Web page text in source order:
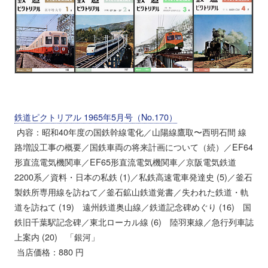
鉄道ピクトリアル 1965年5月号（No.170）
内容：昭和40年度の国鉄幹線電化／山陽線鷹取〜西明石間 線
路増設工事の概要／国鉄車両の将来計画について（続）／EF64
形直流電気機関車／EF65形直流電気機関車／京阪電気鉄道
2200系／資料・日本の私鉄 (1)／私鉄高速電車発達史 (5)／釜石
製鉄所専用線を訪ねて／釜石鉱山鉄道覚書／失われた鉄道・軌
道を訪ねて (19) 遠州鉄道奥山線／鉄道記念碑めぐり (16) 国
鉄旧千葉駅記念碑／東北ローカル線 (6) 陸羽東線／急行列車誌
上案内 (20) 「銀河」
当店価格：880 円